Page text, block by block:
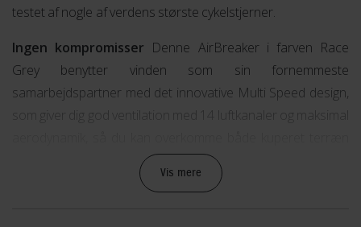
testet af nogle af verdens største cykelstjerner.
Ingen kompromisser Denne AirBreaker i farven Race
Grey benytter vinden som sin fornemmeste
samarbejdspartner med det innovative Multi Speed design,
som giver dig god ventilation med 14 luftkanaler og maksimal
og hurtige flade sektioner uden kompromisser. Derudover
har hjelmen Forced Air Cooling teknologi, som gør at du
Vis mere